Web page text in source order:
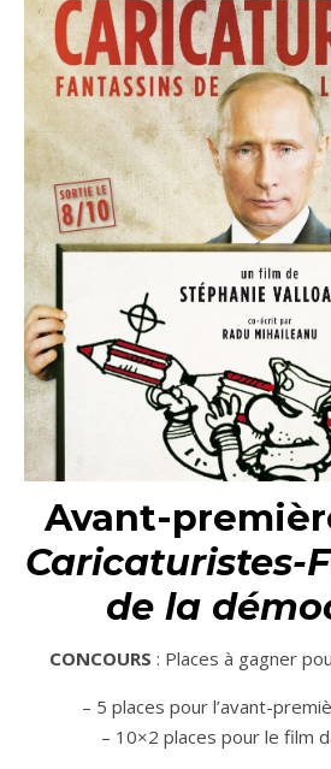
Avant-
Caricaturistes-
de la
CONCOURS : Places à gagner
– 5 places pour l’avant-
– 10×2 places pour le film